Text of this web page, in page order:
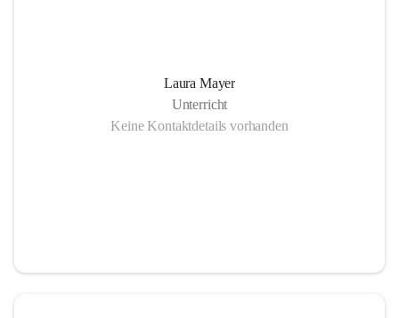
Laura Mayer
Unterricht
Keine Kontaktdetails vorhanden